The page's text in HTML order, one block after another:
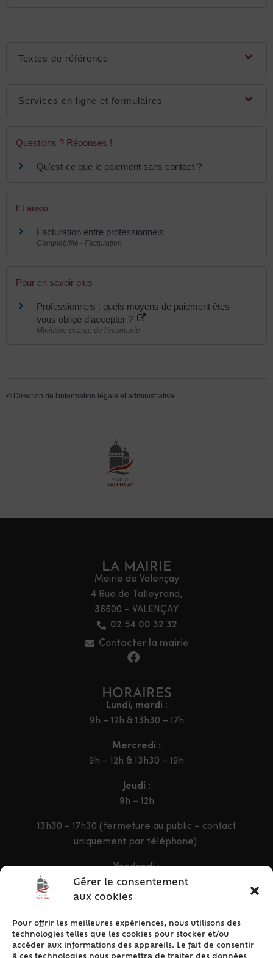
Gérer le consentement
aux cookies
Pour offrir les meilleures expériences, nous utilisons des
technologies telles que les cookies pour stocker et/ou
accéder aux informations des appareils. Le fait de consentir
Textes de référence
Services en ligne et formulaires
Questions ? Réponses !
Qu'est-ce que le paiement sans contact ?
Et aussi
Facturation entre professionnels
Comptabilité - Facturation
Pour en savoir plus
Professionnels : quels moyens de paiement êtes-
vous obligé d'accepter ?
Ministère chargé de l'économie
© Direction de l'information légale et administrative
LA MAIRIE
Mairie de Valençay
4 Rue de Talleyrand,
36600 – VALENÇAY
02 54 00 32 32
Contacter la mairie
HORAIRES
Lundi, mardi :
9h – 12h & 13h30 – 17h
Mercredi :
9h – 12h & 13h30 – 19h
Jeudi :
9h – 12h
13h30 – 17h30 (fermeture au public – contact
uniquement par téléphone)
Vendredi :
9h – 12h & 13h30 – 16h30
ACCÈS RAPIDE
Accueil